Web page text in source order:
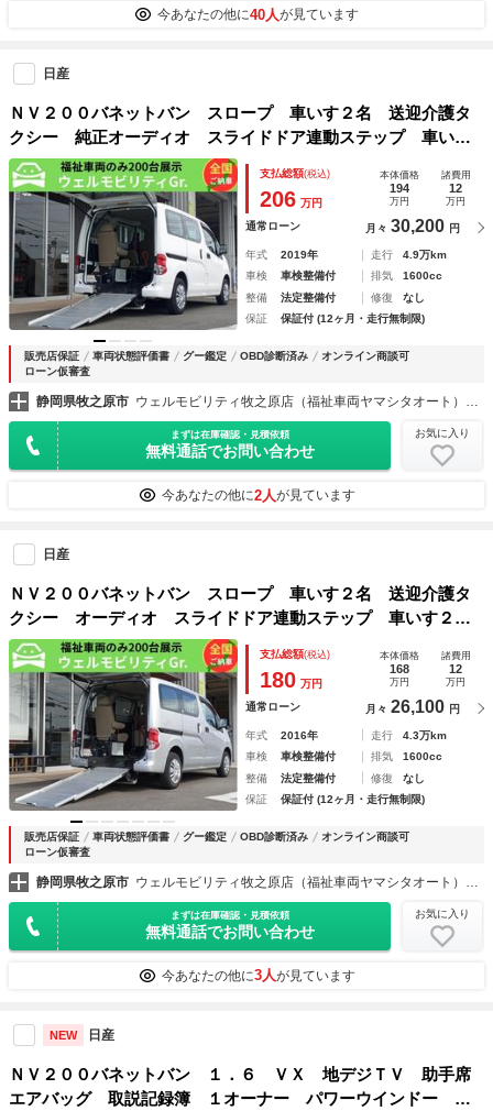
今あなたの他に40人が見ています
日産
ＮＶ２００バネットバン スロープ 車いす２名 送迎介護タ
クシー 純正オーディオ スライドドア連動ステップ 車いす
２名＋４名 車検 ２年付 福祉装備点検済 全国対応１年故
障保証 福祉車両 修復歴無し
支払総額(税込)
206 万円
本体価格
194
万円
諸費用
12
万円
通常ローン 月々 30,200 円
年式 2019年 走行
4.9万km
車検
車検整備付 排気
1600cc
整備
法定整備付 修復
なし
保証
保証付 (12ヶ月・走行無制限)
販売店保証 車両状態評価書 グー鑑定 OBD診断済み
オンライン商談可
ローン仮審査
静岡県牧之原市 ウェルモビリティ牧之原店（福祉車両ヤマシタオート）福祉車両・介護車両の大型展示場
まずは在庫確認・見積依頼
無料通話でお問い合わせ
お気に入り
今あなたの他に2人が見ています
日産
ＮＶ２００バネットバン スロープ 車いす２名 送迎介護タ
クシー オーディオ スライドドア連動ステップ 車いす２名
＋４名 車検 ２年付 福祉装備点検済 全国対応１年故障保
証 福祉車両 修復歴無し
支払総額(税込)
180 万円
本体価格
168
万円
諸費用
12
万円
通常ローン 月々 26,100 円
年式 2016年 走行
4.3万km
車検
車検整備付 排気
1600cc
整備
法定整備付 修復
なし
保証
保証付 (12ヶ月・走行無制限)
販売店保証 車両状態評価書 グー鑑定 OBD診断済み
オンライン商談可
ローン仮審査
静岡県牧之原市 ウェルモビリティ牧之原店（福祉車両ヤマシタオート）福祉車両・介護車両の大型展示場
まずは在庫確認・見積依頼
無料通話でお問い合わせ
お気に入り
今あなたの他に3人が見ています
NEW 日産
ＮＶ２００バネットバン １．６ ＶＸ 地デジＴＶ 助手席
エアバッグ 取説記録簿 １オーナー パワーウインドー イ